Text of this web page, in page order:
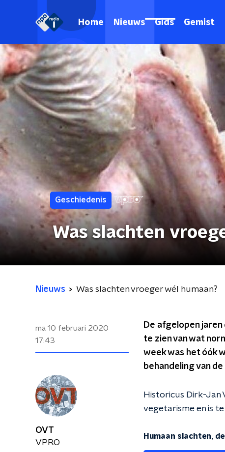
Home Nieuws Gids Gemist
Geschiedenis
Was slachten
Nieuws Was slachten vroeger wél humaan?
ma 10 februari 2020
17:43
De afgelopen
te zien van wat
week was het óók
behandeling van
Historicus Dirk-Jan
vegetarisme en is
Humaan slachten,
OVT
VPRO